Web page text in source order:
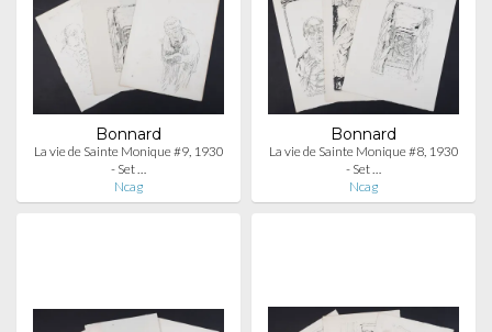
Bonnard
La vie de Sainte Monique #9, 1930
- Set …
Ncag
Bonnard
La vie de Sainte Monique #8, 1930
- Set …
Ncag